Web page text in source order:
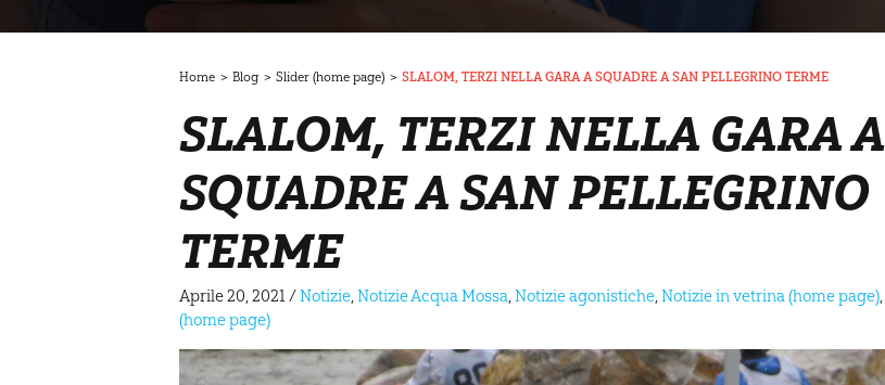
Home > Blog > Slider (home page) > SLALOM, TERZI NELLA GARA A SQUADRE A SAN PELLEGRINO TERME
SLALOM, TERZI NELLA GARA A
SQUADRE A SAN PELLEGRINO
TERME
Aprile 20, 2021/Notizie,Notizie Acqua Mossa,Notizie agonistiche,Notizie in vetrina (home page),
(home page)